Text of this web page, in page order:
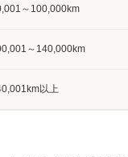
～100,000km
～140,000km
以上